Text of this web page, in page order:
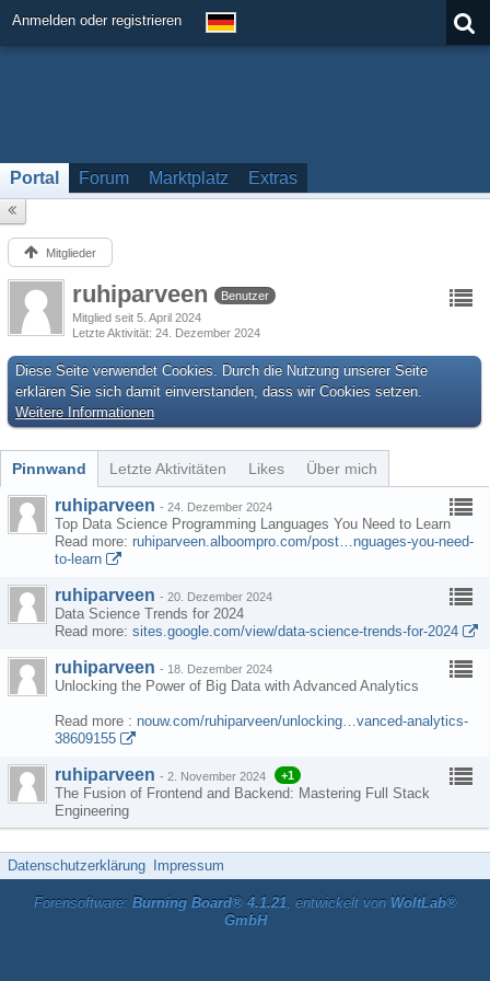
Anmelden oder registrieren
Portal Forum Marktplatz Extras
Mitglieder
ruhiparveen
Benutzer
Mitglied seit 5. April 2024
Letzte Aktivität 24. Dezember 2024
Diese Seite verwendet Cookies. Durch die Nutzung unserer Seite
erklären Sie sich damit einverstanden, dass wir Cookies setzen.
Weitere Informationen
Pinnwand Letzte Aktivitäten Likes Über mich
ruhiparveen - 24. Dezember 2024
Top Data Science Programming Languages You Need to Learn
Read more: ruhiparveen.alboompro.com/post…nguages-you-need-
to-learn
ruhiparveen - 20. Dezember 2024
Data Science Trends for 2024
Read more: sites.google.com/view/data-science-trends-for-2024
ruhiparveen - 18. Dezember 2024
Unlocking the Power of Big Data with Advanced Analytics
Read more : nouw.com/ruhiparveen/unlocking…vanced-analytics-
38609155
ruhiparveen - 2. November 2024 +1
The Fusion of Frontend and Backend: Mastering Full Stack
Engineering
Datenschutzerklärung Impressum
Forensoftware: Burning Board® 4.1.21, entwickelt von WoltLab®
GmbH